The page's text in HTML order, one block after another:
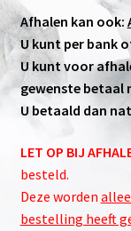
Onze merken
Afhalen kan ook:
U kunt per bank
U kunt voor
gewenste betaal
U betaald dan
LET OP BIJ
besteld.
Deze worden
bestelling heeft